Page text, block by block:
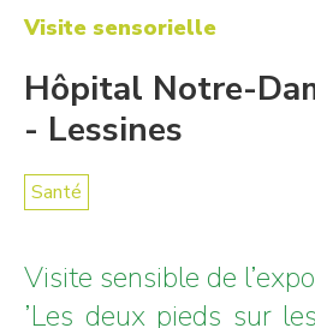
Visite sensorielle
Hôpital Notre-
- Lessines
Santé
Visite sensible de
’Les deux pieds sur